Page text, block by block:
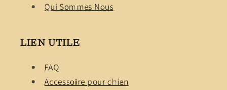
Qui Sommes Nous
LIEN UTILE
FAQ
Accessoire pour chien